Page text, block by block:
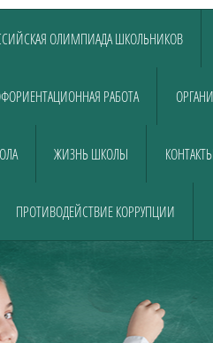
ОЛИМПИАДА ШКОЛЬНИКОВ
РАБОТА
ЖИЗНЬ ШКОЛЫ КОНТАКТЫ
ПРОТИВОДЕЙСТВИЕ КОРРУПЦИИ